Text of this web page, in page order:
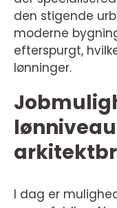
den stigende
moderne
efterspurgt,
lønninger.
I dag er